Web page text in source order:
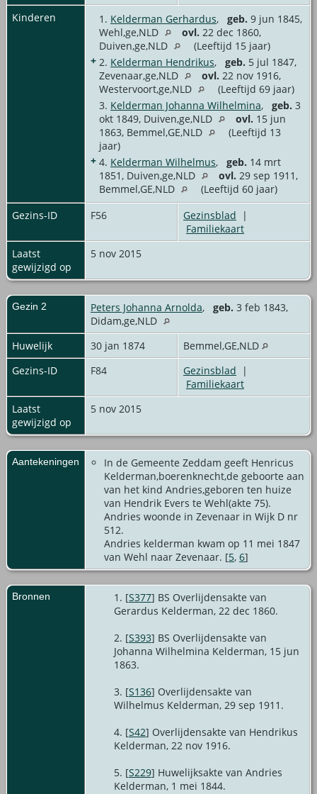
Kinderen
1. Kelderman Gerhardus, geb. 9 jun 1845,
Wehl,ge,NLD
ovl. 22 dec 1860,
Duiven,ge,NLD
(Leeftijd 15 jaar)
+ 2. Kelderman Hendrikus, geb. 5 jul 1847,
Zevenaar,ge,NLD
ovl. 22 nov 1916,
Westervoort,ge,NLD
(Leeftijd 69 jaar)
3. Kelderman Johanna Wilhelmina, geb. 3
okt 1849, Duiven,ge,NLD
ovl. 15 jun
1863, Bemmel,GE,NLD
(Leeftijd 13
jaar)
+ 4. Kelderman Wilhelmus, geb. 14 mrt
1851, Duiven,ge,NLD
ovl. 29 sep 1911,
Bemmel,GE,NLD
(Leeftijd 60 jaar)
Gezins-ID
F56 Gezinsblad |
Familiekaart
Laatst
gewijzigd op
5 nov 2015
Gezin 2 Peters Johanna Arnolda, geb. 3 feb 1843,
Didam,ge,NLD
Huwelijk
30 jan 1874
Bemmel,GE,NLD
Gezins-ID
F84 Gezinsblad |
Familiekaart
Laatst
gewijzigd op
5 nov 2015
Aantekeningen
In de Gemeente Zeddam geeft Henricus
Kelderman,boerenknecht,de geboorte aan
van het kind Andries,geboren ten huize
van Hendrik Evers te Wehl(akte 75).
Andries woonde in Zevenaar in Wijk D nr
512.
Andries kelderman kwam op 11 mei 1847
van Wehl naar Zevenaar. [5, 6]
Bronnen [S377] BS Overlijdensakte van
Gerardus Kelderman, 22 dec 1860.
[S393] BS Overlijdensakte van
Johanna Wilhelmina Kelderman, 15 jun
1863.
[S136] Overlijdensakte van
Wilhelmus Kelderman, 29 sep 1911.
[S42] Overlijdensakte van Hendrikus
Kelderman, 22 nov 1916.
[S229] Huwelijksakte van Andries
Kelderman, 1 mei 1844.